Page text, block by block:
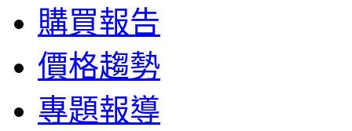
購買報告
價格趨勢
專題報導